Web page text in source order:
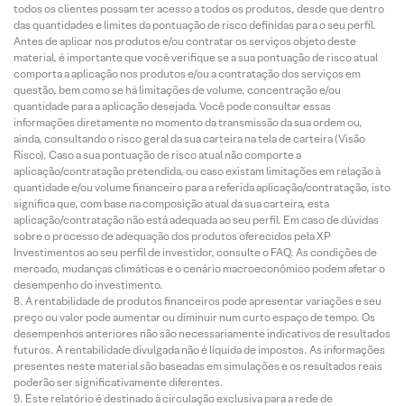
todos os clientes possam ter acesso a todos os produtos, desde que dentro
das quantidades e limites da pontuação de risco definidas para o seu perfil.
Antes de aplicar nos produtos e/ou contratar os serviços objeto deste
material, é importante que você verifique se a sua pontuação de risco atual
comporta a aplicação nos produtos e/ou a contratação dos serviços em
questão, bem como se há limitações de volume, concentração e/ou
quantidade para a aplicação desejada. Você pode consultar essas
informações diretamente no momento da transmissão da sua ordem ou,
ainda, consultando o risco geral da sua carteira na tela de carteira (Visão
Risco). Caso a sua pontuação de risco atual não comporte a
aplicação/contratação pretendida, ou caso existam limitações em relação à
quantidade e/ou volume financeiro para a referida aplicação/contratação, isto
significa que, com base na composição atual da sua carteira, esta
aplicação/contratação não está adequada ao seu perfil. Em caso de dúvidas
sobre o processo de adequação dos produtos oferecidos pela XP
Investimentos ao seu perfil de investidor, consulte o FAQ. As condições de
mercado, mudanças climáticas e o cenário macroeconômico podem afetar o
desempenho do investimento.
A rentabilidade de produtos financeiros pode apresentar variações e seu
preço ou valor pode aumentar ou diminuir num curto espaço de tempo. Os
desempenhos anteriores não são necessariamente indicativos de resultados
futuros. A rentabilidade divulgada não é líquida de impostos. As informações
presentes neste material são baseadas em simulações e os resultados reais
poderão ser significativamente diferentes.
Este relatório é destinado à circulação exclusiva para a rede de